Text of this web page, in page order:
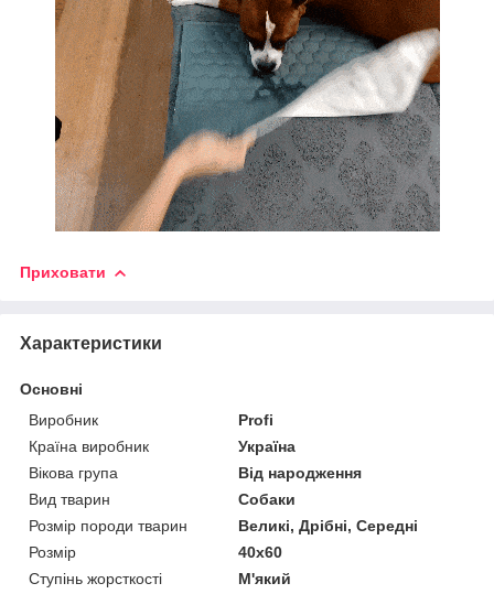
Приховати
Характеристики
Основні
Виробник
Profi
Країна виробник
Україна
Вікова група
Від народження
Вид тварин
Собаки
Розмір породи тварин
Великі, Дрібні, Середні
Розмір
40х60
Ступінь жорсткості
М'який